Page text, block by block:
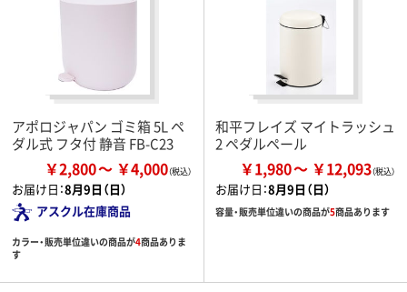
アポロジャパン ゴミ箱 5L ペ
ダル式 フタ付 静音 FB-C23
￥2,800 ￥4,000
お届け日：8月9日（日）
アスクル在庫商品
カラー・販売単位違いの商品が4商品ありま
す
和平フレイズ マイトラッシュ
2 ペダルペール
￥1,980 ￥12,093
お届け日：8月9日（日）
容量・販売単位違いの商品が5商品あります